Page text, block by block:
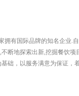
有国际品牌的知名企业.
断地探索出新,挖掘餐饮项
础，以服务满意为保证，